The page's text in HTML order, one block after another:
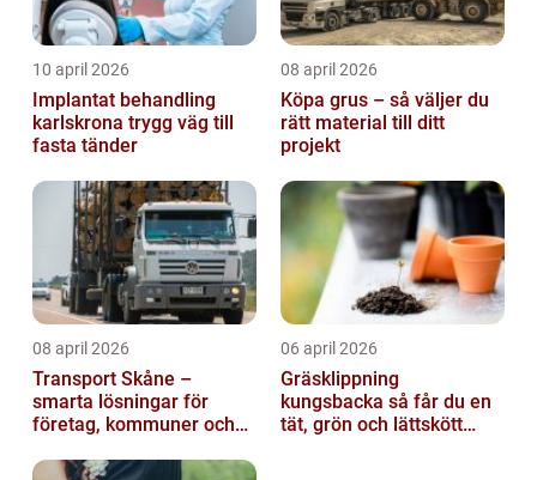
10 april 2026
Implantat behandling
karlskrona trygg väg till
fasta tänder
08 april 2026
Köpa grus – så väljer du
rätt material till ditt
projekt
08 april 2026
Transport Skåne –
smarta lösningar för
företag, kommuner och
06 april 2026
Gräsklippning
kungsbacka så får du en
tät, grön och lättskött